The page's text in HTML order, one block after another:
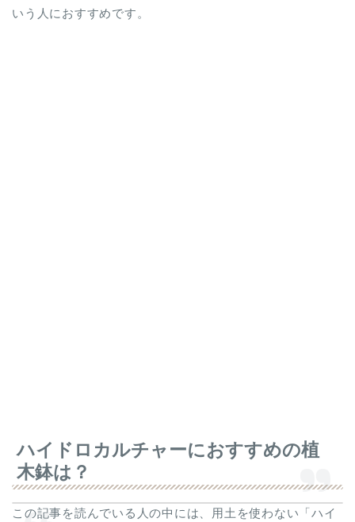
いう人におすすめです。
ハイドロカルチャーにおすすめの植
木鉢は？
この記事を読んでいる人の中には、用土を使わない「ハイ